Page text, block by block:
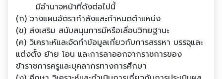
มีอํานาจหน้าที่ดังต่อไปนี้
(ก) วางแผนอัตรากําลังและกําหนดตําแหน่ง
(ข) ส่งเสริม สนับสนุนการมีหรือเลื่อนวิทยฐานะ
(ค) วิเคราะห์และจัดทําข้อมูลเกี่ยวกับการสรรหา บรรจุและ
แต่งตั้ง ย้าย โอน และการลาออกจากราชการของ
ข้าราชการครูและบุคลากรทางการศึกษา